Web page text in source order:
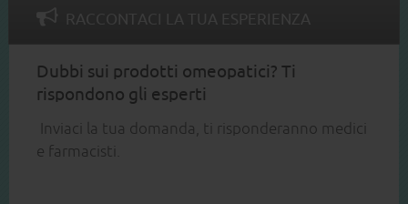
RACCONTACI LA TUA ESPERIENZA
Dubbi sui prodotti omeopatici? Ti
rispondono gli esperti
Inviaci la tua domanda, ti risponderanno medici
e farmacisti.